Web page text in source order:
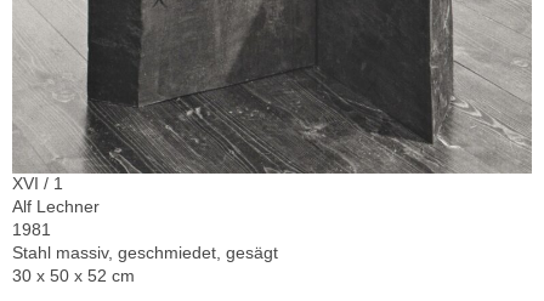
XVI / 1
Alf Lechner
1981
Stahl massiv, geschmiedet, gesägt
30 x 50 x 52 cm